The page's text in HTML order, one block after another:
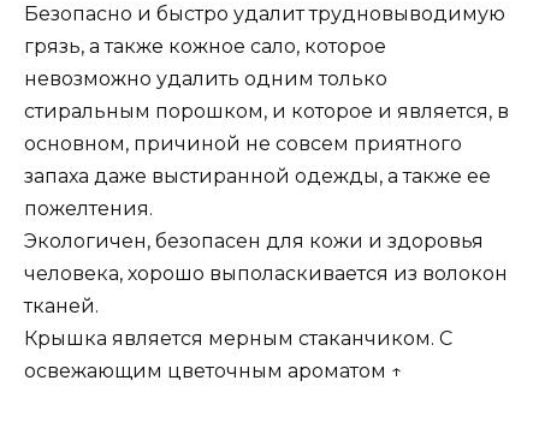
Безопасно и быстро удалит трудновыводимую
грязь, а также кожное сало, которое
невозможно удалить одним только
стиральным порошком, и которое и является, в
основном, причиной не совсем приятного
запаха даже выстиранной одежды, а также ее
пожелтения.
Экологичен, безопасен для кожи и здоровья
человека, хорошо выполаскивается из волокон
тканей.
Крышка является мерным стаканчиком. С
освежающим цветочным ароматом ↑